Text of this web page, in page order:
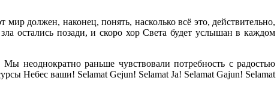
должен, наконец, понять, насколько всё это, действительно,
остались позади, и скоро хор Света будет услышан в каждом
неоднократно раньше чувствовали потребность с радостью
Небес ваши! Selamat Gejun! Selamat Ja! Selamat Gajun! Selamat